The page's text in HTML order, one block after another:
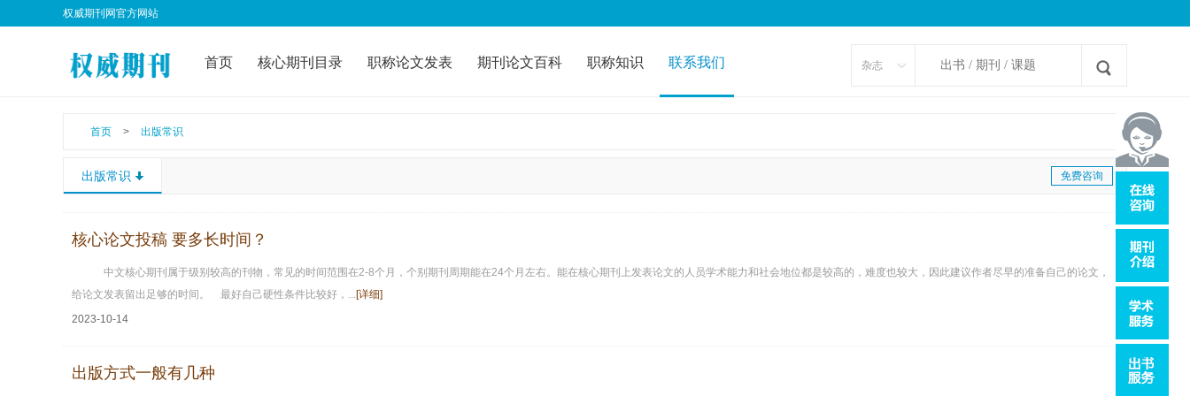
权威期刊网官方网站
首页 核心期刊目录 职称论文发表 期刊论文百科 职称知识 联系我们 杂志
首页 > 出版常识
出版常识 免费咨询
核心论文投稿 要多长时间？
中文核心期刊属于级别较高的刊物，常见的时间范围在2-8个月，个别期刊周期能在24个月左右。能在核心期刊上发表论文的人员学术能力和社会地位都是较高的，难度也较大，因此建议作者尽早的准备自己的论文，
给论文发表留出足够的时间。 最好自己硬性条件比较好，...[详细]
2023-10-14
出版方式一般有几种